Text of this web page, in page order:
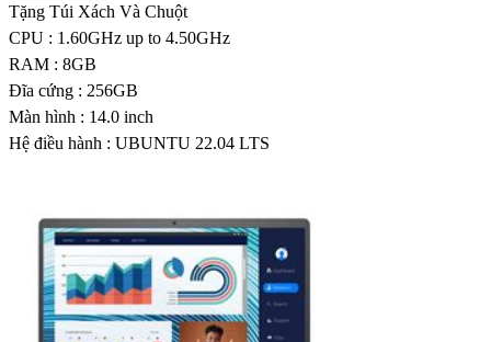
Tặng Túi Xách Và Chuột
CPU : 1.60GHz up to 4.50GHz
RAM : 8GB
Đĩa cứng : 256GB
Màn hình : 14.0 inch
Hệ điều hành : UBUNTU 22.04 LTS